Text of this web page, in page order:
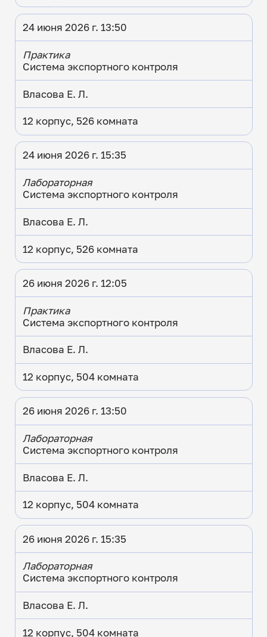
24 июня 2026 г. 13:50
Практика
Система экспортного контроля
Власова Е. Л.
12 корпус, 526 комната
24 июня 2026 г. 15:35
Лабораторная
Система экспортного контроля
Власова Е. Л.
12 корпус, 526 комната
26 июня 2026 г. 12:05
Практика
Система экспортного контроля
Власова Е. Л.
12 корпус, 504 комната
26 июня 2026 г. 13:50
Лабораторная
Система экспортного контроля
Власова Е. Л.
12 корпус, 504 комната
26 июня 2026 г. 15:35
Лабораторная
Система экспортного контроля
Власова Е. Л.
12 корпус, 504 комната